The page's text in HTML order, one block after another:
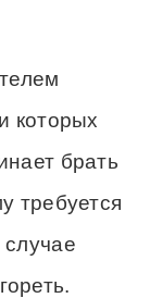
которых
брать
требуется